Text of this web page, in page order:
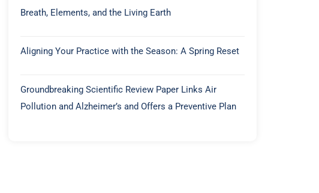
Breath, Elements, and the Living Earth
Aligning Your Practice with the Season: A Spring Reset
Groundbreaking Scientific Review Paper Links Air
Pollution and Alzheimer’s and Offers a Preventive Plan